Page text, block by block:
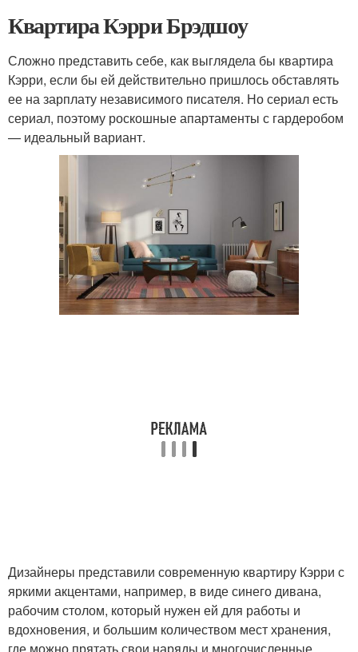
Квартира Кэрри Брэдшоу
Сложно представить себе, как выглядела бы квартира
Кэрри, если бы ей действительно пришлось обставлять
ее на зарплату независимого писателя. Но сериал есть
сериал, поэтому роскошные апартаменты с гардеробом
— идеальный вариант.
Дизайнеры представили современную квартиру Кэрри с
яркими акцентами, например, в виде синего дивана,
рабочим столом, который нужен ей для работы и
вдохновения, и большим количеством мест хранения,
где можно прятать свои наряды и многочисленные